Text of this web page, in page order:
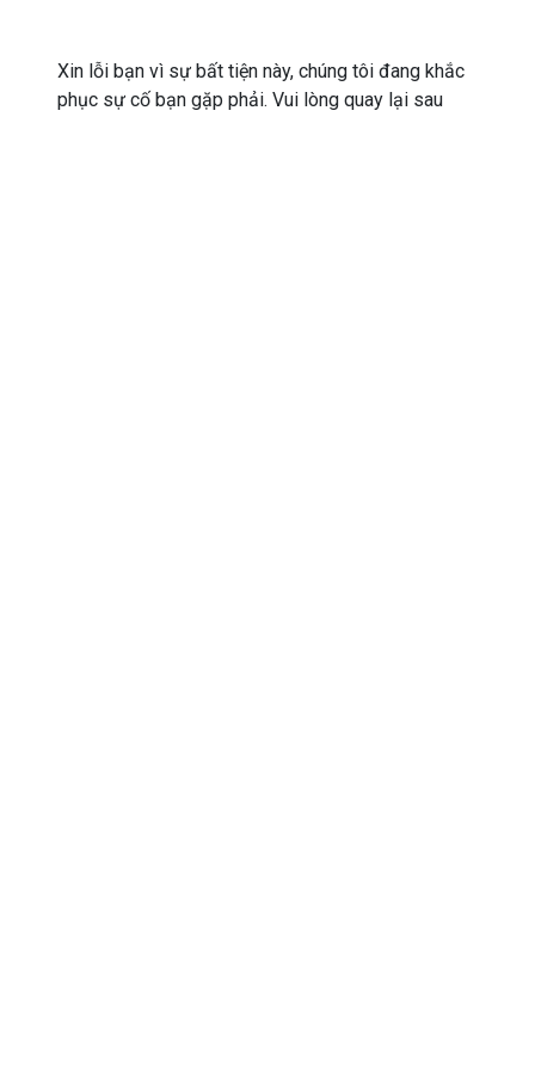
Xin lỗi bạn vì sự bất tiện này, chúng tôi đang khắc
phục sự cố bạn gặp phải. Vui lòng quay lại sau